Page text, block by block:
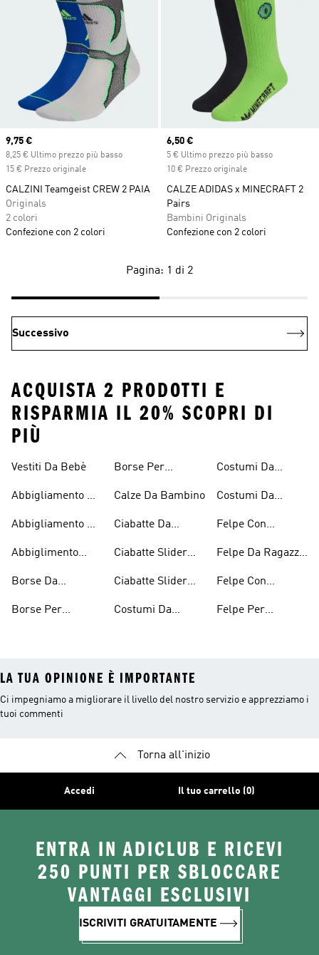
Current price
9,75 €
8,25 € Ultimo prezzo più basso
15 € Prezzo originale
CALZINI Teamgeist CREW 2 PAIA
Originals
2 colori
Confezione con 2 colori
Current price
6,50 €
5 € Ultimo prezzo più basso
10 € Prezzo originale
CALZE ADIDAS x MINECRAFT 2
Pairs
Bambini Originals
Confezione con 2 colori
Pagina: 1 di 2
Successivo
ACQUISTA 2 PRODOTTI E
RISPARMIA IL 20% SCOPRI DI
PIÙ
Vestiti Da Bebè
Abbigliamento Da
Ragazze
Abbigliamento Da
Ragazzi
Abbiglimento
Bambini
Borse Da
Borse Per
Borse Per
Calze Da Bambino
Ciabatte Da
Ciabatte Slider
Ciabatte Slider
Costumi Da
Bambini
Costumi Da
Bambine E
Ragazze
Costumi Da
Ragazzo
Felpe Con
Bambini
Felpe Da Ragazza
Felpe Con
Ragazzi
Felpe Per
LA TUA OPINIONE È IMPORTANTE
Ci impegniamo a migliorare il livello del nostro servizio e apprezziamo i
tuoi commenti
Torna all'inizio
Accedi Il tuo carrello (0)
ENTRA IN ADICLUB E RICEVI
250 PUNTI PER SBLOCCARE
VANTAGGI ESCLUSIVI
ISCRIVITI GRATUITAMENTE